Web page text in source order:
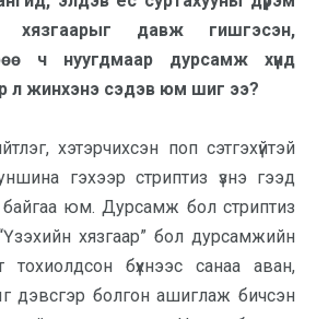
давж гиш­гэсэн,
ч нуугд­маар дурсамж хүнд
л жинхэнэ сэдэв юм шиг ээ?
хэтэрчихсэн поп сэтгэхүйтэй
гэхээр стриптиз үзнэ гээд
юм. Дурсамж бол стриптиз
хяз­гаар” бол дурсамжийн
бүхнээс санаа аван,
дэвсгэр болгон ашиглаж бичсэн